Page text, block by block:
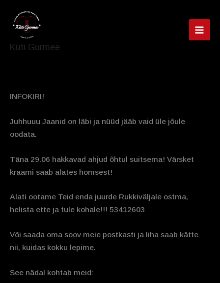
content
Küti Gurmee
INFOKIRI!
Juhhuuu Jaanid on läbi ja nüüd jääb vaid üle jõule
oodata.
Täna 29.06 hakkavad ahjud õhtul suitsema! Värsket
kraami saab alates homsest!
Alati ootame Teid enda juurde Rukkiväljale ostma,
helista ette ja tule kohale!!! 53412603
Või saada oma soov meie postkasti ja liha saab kätte
nii, kuidas kokku lepime.
See nädal kohtab meid: